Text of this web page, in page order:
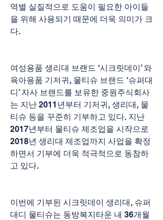
역별 실질적으로 도움이 필요한 아이들
을 위해 사용되기 때문에 더욱 의미가 크
다.
여성용품 생리대 브랜드 ‘시크릿데이’ 와
육아용품 기저귀, 물티슈 브랜드 ‘슈퍼대
디’ 자사 브랜드를 보유한 중원주식회사
는 지난 2011년부터 기저귀, 생리대, 물
티슈 등을 꾸준히 기부하고 있다. 지난
2017년부터 물티슈 제조업을 시작으로
2018년 생리대 제조업까지 사업을 확정
하면서 기부에 더욱 적극적으로 동참하
고 있다.
이번에 기부된 시크릿데이 생리대, 슈퍼
대디 물티슈는 동방복지타운 내 36개월